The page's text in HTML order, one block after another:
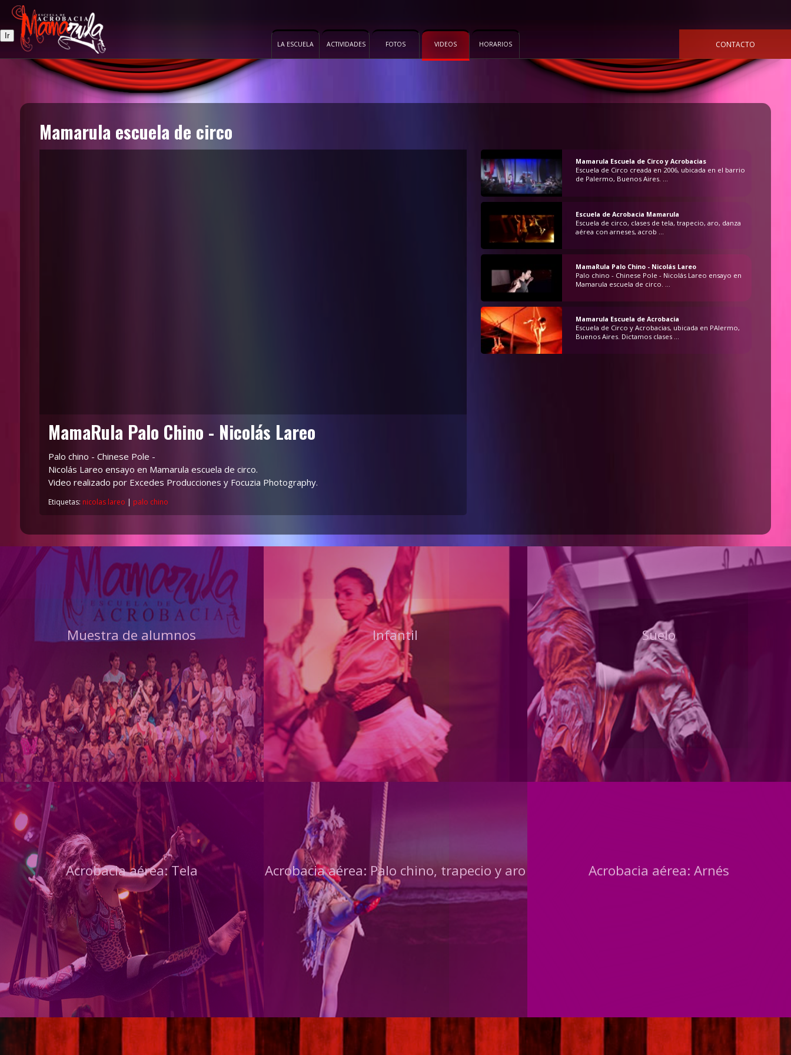
LA ESCUELA ACTIVIDADES FOTOS VIDEOS HORARIOS
Mamarula escuela de circo
MamaRula Palo Chino - Nicolás Lareo
Palo chino - Chinese Pole -
Nicolás Lareo ensayo en Mamarula escuela de circo.
Video realizado por Excedes Producciones y Focuzia Photography.
Etiquetas: nicolas lareo | palo chino
Mamarula Escuela de Circo y Acrobacias
Escuela de Circo creada en 2006, ubicada en el barrio
de Palermo, Buenos Aires. ...
Escuela de Acrobacia Mamarula
Escuela de circo, clases de tela, trapecio, aro, danza
aérea con arneses, acrob ...
MamaRula Palo Chino - Nicolás Lareo
Palo chino - Chinese Pole - Nicolás Lareo ensayo en
Mamarula escuela de circo. ...
Mamarula Escuela de Acrobacia
Escuela de Circo y Acrobacias, ubicada en PAlermo,
Buenos Aires. Dictamos clases ...
Muestra de alumnos Infantil Suelo
Acrobacia aérea: Tela Acrobacia aérea: Palo chino, trapecio y aro Acrobacia aérea: Arnés
CONTACTO